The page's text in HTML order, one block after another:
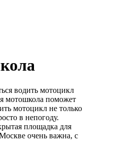
водить мотоцикл
мотошкола поможет
мотоцикл не только
в непогоду.
площадка для
очень важна, с